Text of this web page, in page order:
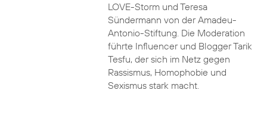
LOVE-Storm und Teresa
Sündermann von der Amadeu-
Antonio-Stiftung. Die Moderation
führte Influencer und Blogger Tarik
Tesfu, der sich im Netz gegen
Rassismus, Homophobie und
Sexismus stark macht.